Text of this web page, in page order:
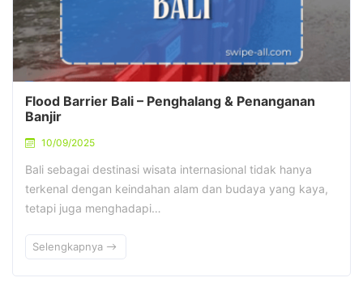
Flood Barrier Bali – Penghalang & Penanganan
Banjir
10/09/2025
Bali sebagai destinasi wisata internasional tidak hanya
terkenal dengan keindahan alam dan budaya yang kaya,
tetapi juga menghadapi…
Selengkapnya